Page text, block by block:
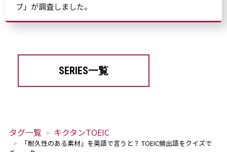
ブ」が調査しました。
SERIES一覧
タグ一覧 キクタンTOEIC
「耐久性のある素材」を英語で言うと？ TOEIC頻出語をクイズで